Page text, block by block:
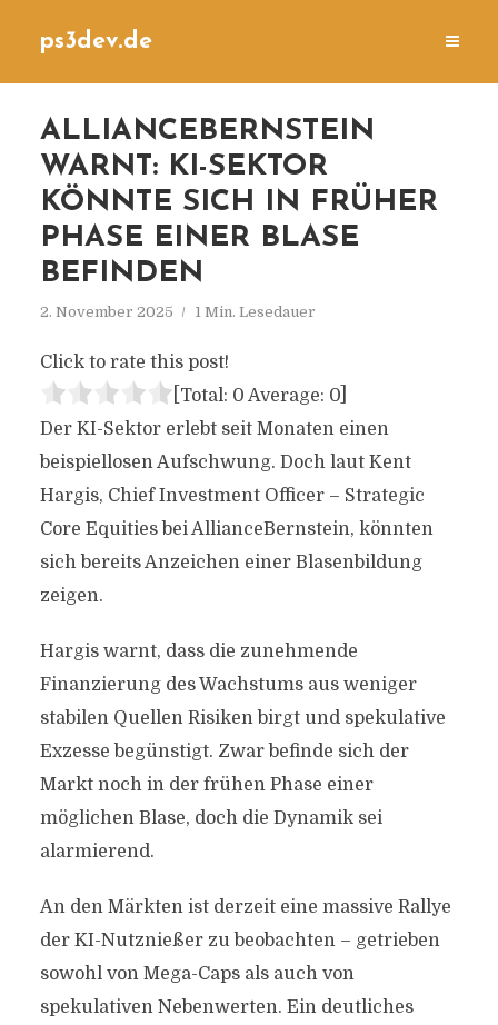
ps3dev.de
ALLIANCEBERNSTEIN
WARNT: KI-SEKTOR
KÖNNTE SICH IN FRÜHER
PHASE EINER BLASE
BEFINDEN
2. November 2025 1 Min. Lesedauer
Click to rate this post!
[Total: 0 Average: 0]
Der KI-Sektor erlebt seit Monaten einen
beispiellosen Aufschwung. Doch laut Kent
Hargis, Chief Investment Officer – Strategic
Core Equities bei AllianceBernstein, könnten
sich bereits Anzeichen einer Blasenbildung
zeigen.
Hargis warnt, dass die zunehmende
Finanzierung des Wachstums aus weniger
stabilen Quellen Risiken birgt und spekulative
Exzesse begünstigt. Zwar befinde sich der
Markt noch in der frühen Phase einer
möglichen Blase, doch die Dynamik sei
alarmierend.
An den Märkten ist derzeit eine massive Rallye
der KI-Nutznießer zu beobachten – getrieben
sowohl von Mega-Caps als auch von
spekulativen Nebenwerten. Ein deutliches